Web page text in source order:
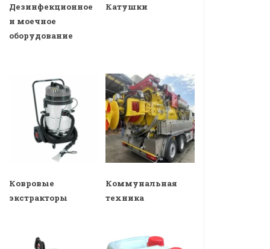
Дезинфекционное
и моечное
оборудование
Катушки
Ковровые
экстракторы
Коммунальная
техника